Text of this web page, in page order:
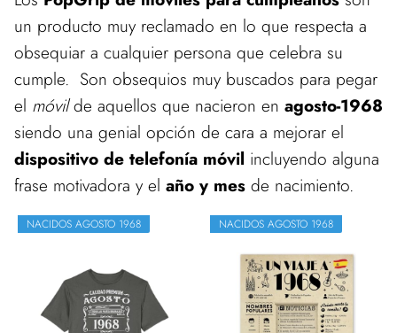
un producto muy reclamado en lo que respecta a
obsequiar a cualquier persona que celebra su
cumple. Son obsequios muy buscados para pegar
el móvilde aquellos que nacieron en agosto-1968
siendo una genial opción de cara a mejorar el
dispositivo de telefonía móvil incluyendo alguna
frase motivadora y el año y mes de nacimiento.
NACIDOS AGOSTO 1968 NACIDOS AGOSTO 1968